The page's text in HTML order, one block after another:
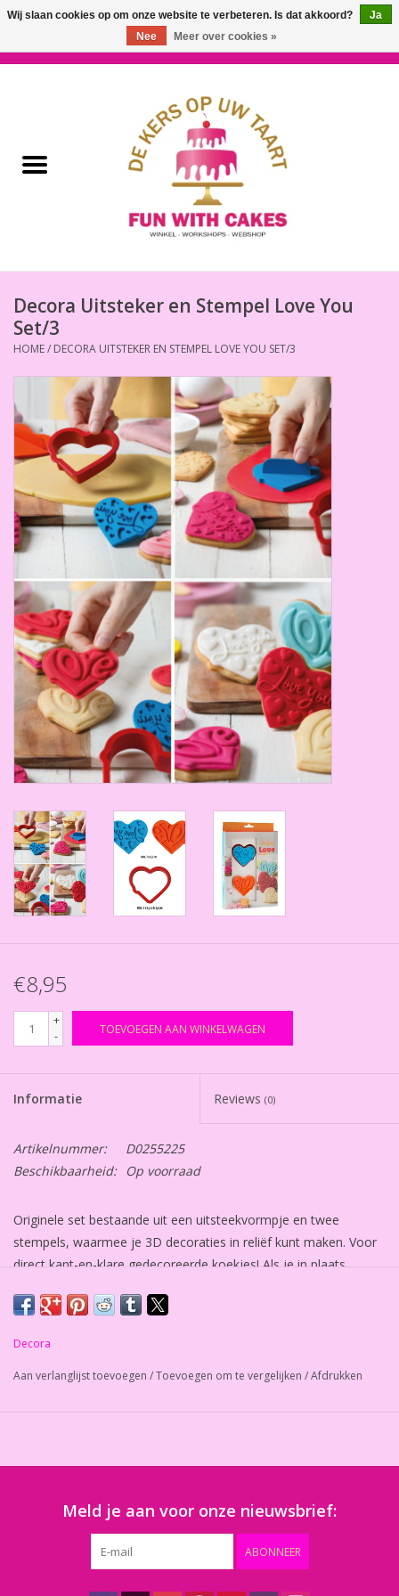
Workshops & Cursussen
Decoreer Gereedschap
Presentatie en Verpakkingen
Thema's
Aanbiedingen
Cindy's Favorieten
Cadeaubonnen
Merken
Decora Uitsteker en Stempel Love You
Set/3
HOME/ DECORA UITSTEKER EN STEMPEL LOVE YOU SET/3
€8,95
+
-
TOEVOEGEN AAN WINKELWAGEN
Informatie Reviews (0)
Artikelnummer:
D0255225
Beschikbaarheid:
Op voorraad
Originele set bestaande uit een uitsteekvormpje en twee
stempels, waarmee je 3D decoraties in reliëf kunt maken. Voor
direct kant-en-klare gedecoreerde koekjes! Als je in plaats
voeg een sprankelend tintje toe met glanspoeder of spray.
Afmetingen uitsteker:
Afmeting stempel:ø 6,5 cm
Decora
Aan verlanglijst toevoegen /Toevoegen om te vergelijken /Afdrukken
Meld je aan voor onze nieuwsbrief:
ABONNEER
Wij slaan cookies op om onze website te verbeteren. Is dat akkoord?
Ja
Nee
Meer over cookies »